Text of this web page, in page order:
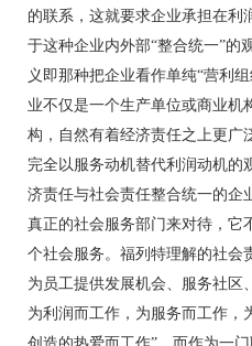
的联系，这就要求企业承担在利
于这种企业内外部“整合统一”的
义即那种把企业看作单纯“营利
业不仅是一个生产单位或商业机
构，自然有着经济责任之上更广
完全以服务动机替代利润动机的
济责任与社会责任整合统一的企
真正的社会服务部门来对待，它
个社会服务。福列特理解的社会
为员工提供发展机会、服务社区
为利润而工作，为服务而工作，